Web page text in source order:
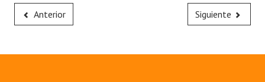
Anterior Siguiente